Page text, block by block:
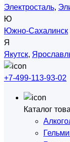
Электросталь,
Ю
Южно-Сахалинск
Я
Якутск,
+7-499-113-93-02
Каталог